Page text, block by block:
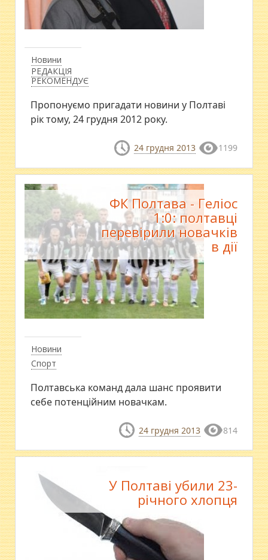
Новини
РЕДАКЦІЯ
РЕКОМЕНДУЄ
Пропонуємо пригадати новини у Полтаві
рік тому, 24 грудня 2012 року.
24 грудня 2013 1199
Новини
Спорт
ФК Полтава - Геліос
1:0: полтавці
перевірили новачків
в дії
Полтавська команд дала шанс проявити
себе потенційним новачкам.
24 грудня 2013 814
У Полтаві убили 23-
річного хлопця